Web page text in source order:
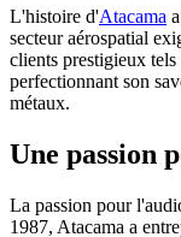
L'histoire d'Atacama
secteur aérospatial
clients prestigieux
perfectionnant son
métaux.
Une passion
La passion pour
1987, Atacama a